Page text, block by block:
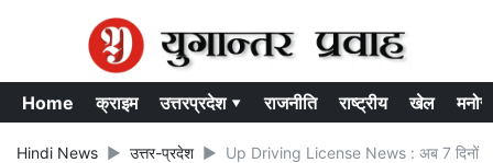
Home क्राइम उत्तरप्रदेश ▾ राजनीति राष्ट्रीय खेल
Hindi News उत्तर-प्रदेश Up Driving License News : अब 7 दिनों में